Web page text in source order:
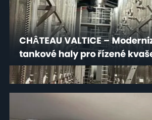
CHÂTEAU VALTICE –
tankové haly pro řízené